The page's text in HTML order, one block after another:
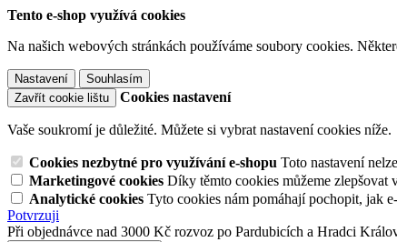
Tento e-shop využívá cookies
Na našich webových stránkách používáme soubory cookies.
Nastavení
Souhlasím
Zavřít cookie lištu
Cookies nastavení
Vaše soukromí je důležité. Můžete si vybrat nastavení cookies níže.
Cookies nezbytné pro využívání e-shopu Toto nastavení
Marketingové cookies Díky těmto cookies můžeme zlepšovat
Analytické cookies Tyto cookies nám pomáhají pochopit, jak
Potvrzuji
Při objednávce nad 3000 Kč rozvoz po Pardubicích a Hradci